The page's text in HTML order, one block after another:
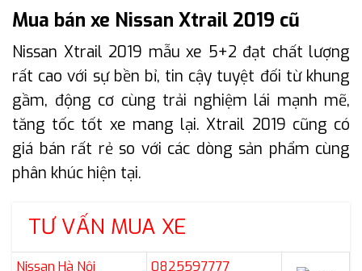
Mua bán xe Nissan Xtrail 2019 cũ
Nissan Xtrail 2019 mẫu xe 5+2 đạt chất lượng
rất cao với sự bền bỉ, tin cậy tuyệt đối từ khung
gầm, động cơ cùng trải nghiệm lái mạnh mẽ,
tăng tốc tốt xe mang lại. Xtrail 2019 cũng có
giá bán rất rẻ so với các dòng sản phẩm cùng
phân khúc hiện tại.
TƯ VẤN MUA XE
Nissan Hà Nội 0825597777